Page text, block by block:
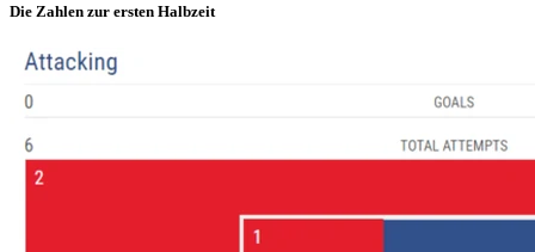
Die Zahlen zur ersten Halbzeit